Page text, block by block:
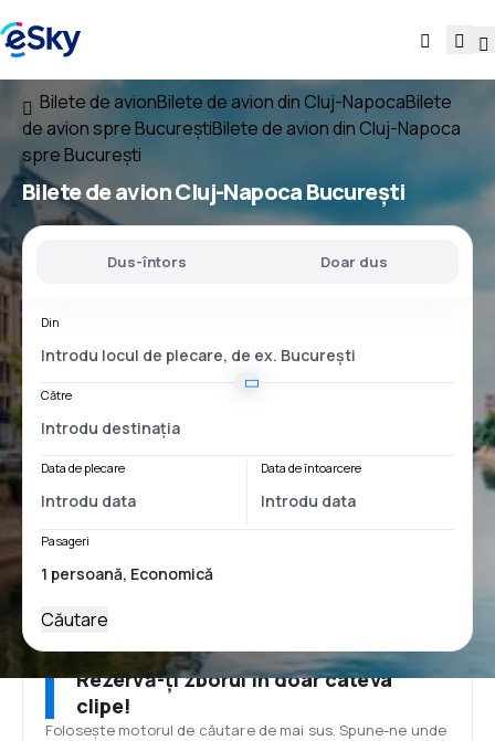
Bilete de avionBilete de avion din Cluj-NapocaBilete
de avion spre BucureștiBilete de avion din Cluj-Napoca
spre București
Bilete de avionCluj-Napoca București
Dus-întors Doar dus
Din
Către
Data de plecare Data de întoarcere
Pasageri
Căutare
Rezervă-ți zborul în doar câteva
clipe!
Folosește motorul de căutare de mai sus. Spune-ne unde